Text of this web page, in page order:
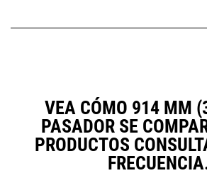
VEA CÓMO 914 MM
PASADOR SE
PRODUCTOS